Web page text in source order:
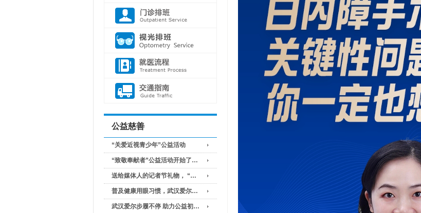
公益慈善
“关爱近视青少年”公益活动
“致敬奉献者”公益活动开始了…
送给媒体人的记者节礼物， “…
普及健康用眼习惯，武汉爱尔…
武汉爱尔步履不停 助力公益初…